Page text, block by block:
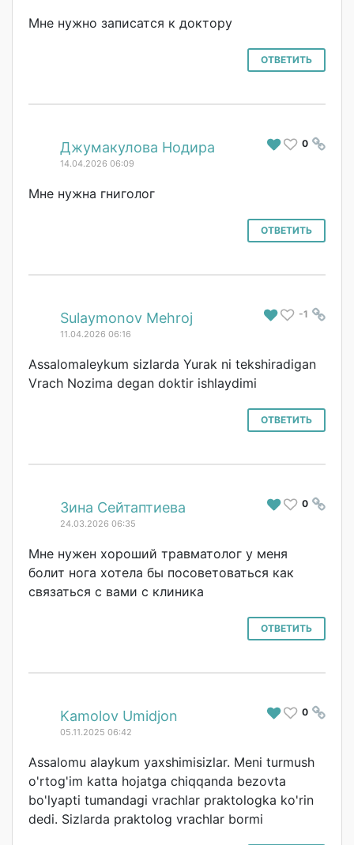
Мне нужно записатся к доктору
ОТВЕТИТЬ
# 0
Джумакулова Нодира
14.04.2026 06:09
Мне нужна гниголог
ОТВЕТИТЬ
# -1
Sulaymonov Mehroj
11.04.2026 06:16
Assalomaleykum sizlarda Yurak ni tekshiradigan
Vrach Nozima degan doktir ishlaydimi
ОТВЕТИТЬ
# 0
Зина Сейтаптиева
24.03.2026 06:35
Мне нужен хороший травматолог у меня
болит нога хотела бы посоветоваться как
связаться с вами с клиника
ОТВЕТИТЬ
# 0
Kamolov Umidjon
05.11.2025 06:42
Assalomu alaykum yaxshimisizlar. Meni turmush
o'rtog'im katta hojatga chiqqanda bezovta
bo'lyapti tumandagi vrachlar praktologka ko'rin
dedi. Sizlarda praktolog vrachlar bormi